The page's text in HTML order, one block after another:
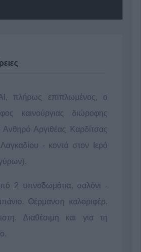
πλήρως επιπλωμένος, ο
καινούργιας διώροφης
Ανθηρό Αργιθέας Καρδίτσας
- κοντά στον Ιερό
2 υπνοδωμάτια, σαλόνι -
Θέρμανση καλοριφέρ.
Διαθέσιμη και για τη